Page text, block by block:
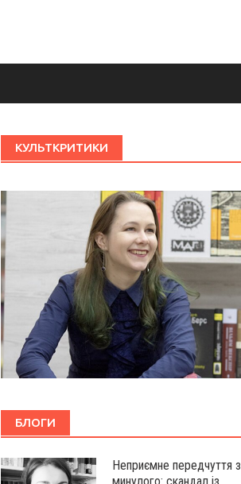
КУЛЬТКРИТИКИ
БЛОГИ
Неприємне передчуття з